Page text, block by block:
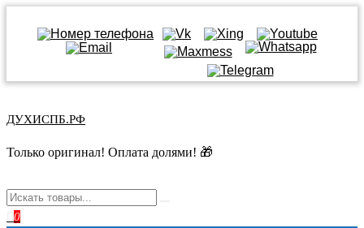
содержимому
ДУХИСПБ.РФ
Только оригинал! Оплата долями! 🎁
0